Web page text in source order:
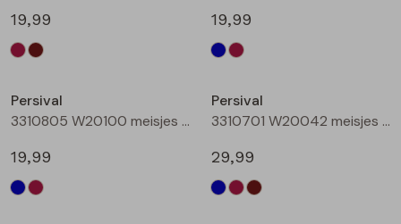
19,99
19,99
Persival
3310805 W20100 meisjes rok kort Bordeaux
19,99
Persival
3310701 W20042 meisjes Jurk Marine
29,99